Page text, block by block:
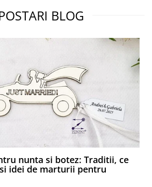
BLOG
nunta si botez: Traditii, ce
idei de marturii pentru